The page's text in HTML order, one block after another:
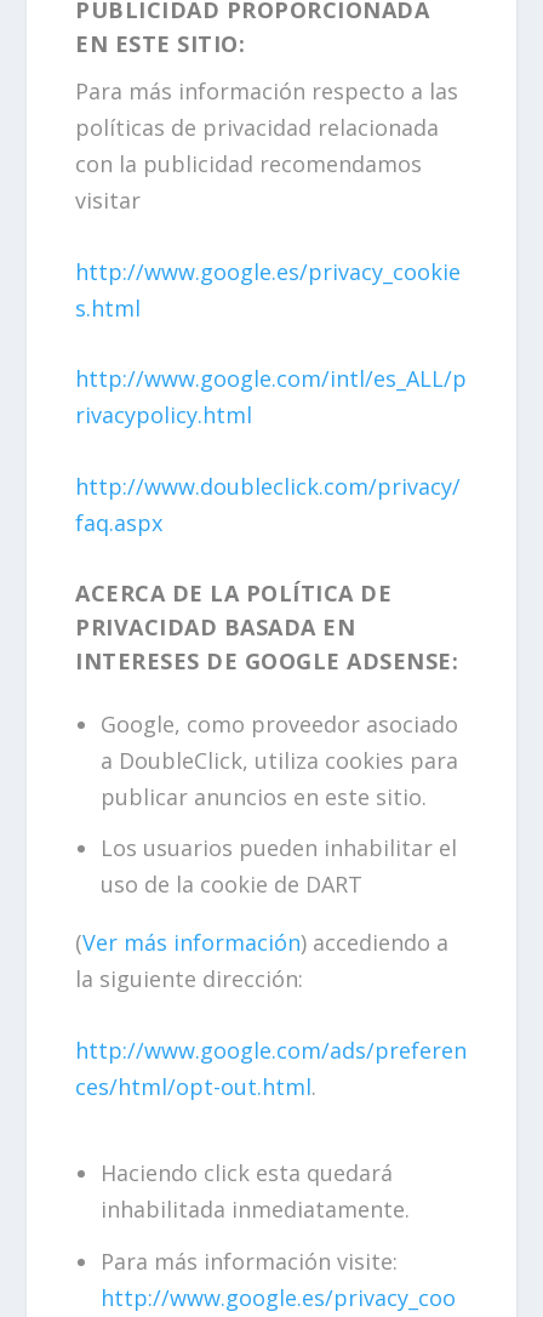
PUBLICIDAD PROPORCIONADA
EN ESTE SITIO:
Para más información respecto a las
políticas de privacidad relacionada
con la publicidad recomendamos
visitar
http://www.google.es/privacy_cookie
s.html
http://www.google.com/intl/es_ALL/p
rivacypolicy.html
http://www.doubleclick.com/privacy/
faq.aspx
ACERCA DE LA POLÍTICA DE
PRIVACIDAD BASADA EN
INTERESES DE GOOGLE ADSENSE:
Google, como proveedor asociado
a DoubleClick, utiliza cookies para
publicar anuncios en este sitio.
Los usuarios pueden inhabilitar el
uso de la cookie de DART
(Ver más información) accediendo a
la siguiente dirección:
http://www.google.com/ads/preferen
ces/html/opt-out.html.
Haciendo click esta quedará
inhabilitada inmediatamente.
Para más información visite:
http://www.google.es/privacy_coo